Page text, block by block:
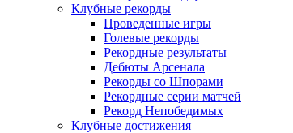
Клубные рекорды
Проведенные игры
Голевые рекорды
Рекордные результаты
Дебюты Арсенала
Рекорды со Шпорами
Рекордные серии матчей
Рекорд Непобедимых
Клубные достижения